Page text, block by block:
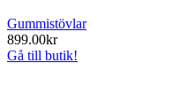
Gummistövlar
899.00kr
Gå till butik!